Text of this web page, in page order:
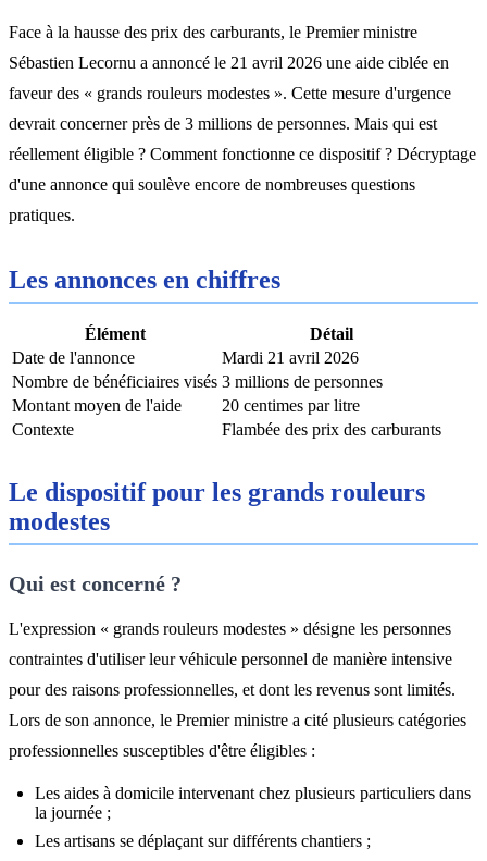
Face à la hausse des prix des carburants, le Premier ministre
Sébastien Lecornu a annoncé le 21 avril 2026 une aide ciblée en
faveur des « grands rouleurs modestes ». Cette mesure d'urgence
devrait concerner près de 3 millions de personnes. Mais qui est
réellement éligible ? Comment fonctionne ce dispositif ? Décryptage
d'une annonce qui soulève encore de nombreuses questions
pratiques.
Les annonces en chiffres
Élément
Détail
Date de l'annonce
Mardi 21 avril 2026
Nombre de bénéficiaires visés 3 millions de personnes
Montant moyen de l'aide
20 centimes par litre
Contexte
Flambée des prix des carburants
Le dispositif pour les grands rouleurs
modestes
Qui est concerné ?
L'expression « grands rouleurs modestes » désigne les personnes
contraintes d'utiliser leur véhicule personnel de manière intensive
pour des raisons professionnelles, et dont les revenus sont limités.
Lors de son annonce, le Premier ministre a cité plusieurs catégories
professionnelles susceptibles d'être éligibles :
Les aides à domicile intervenant chez plusieurs particuliers dans
la journée ;
Les artisans se déplaçant sur différents chantiers ;